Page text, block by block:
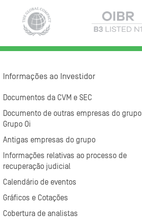
Informações ao Investidor
Documentos da CVM e SEC
Documento de outras empresas do grupo
Grupo Oi
Antigas empresas do grupo
Informações relativas ao processo de
recuperação judicial
Calendário de eventos
Gráficos e Cotações
Cobertura de analistas